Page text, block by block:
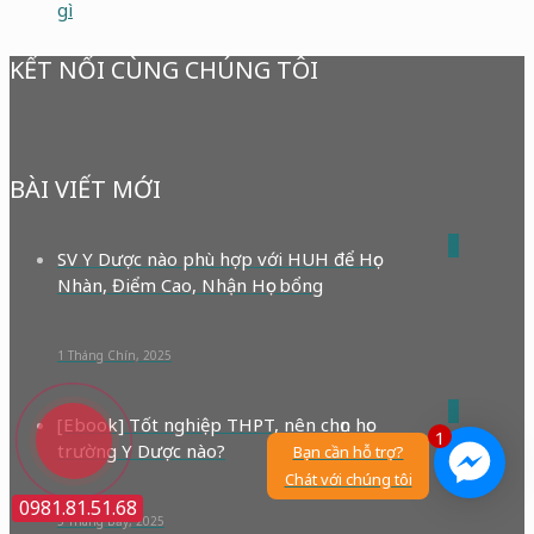
gì
KẾT NỐI CÙNG CHÚNG TÔI
BÀI VIẾT MỚI
SV Y Dược nào phù hợp với HUH để Học
Nhàn, Điểm Cao, Nhận Học bổng
1 Tháng Chín, 2025
[Ebook] Tốt nghiệp THPT, nên chọn học
trường Y Dược nào?
5 Tháng Bảy, 2025
0981.81.51.68
1
Bạn cần hỗ trợ?
Chát với chúng tôi